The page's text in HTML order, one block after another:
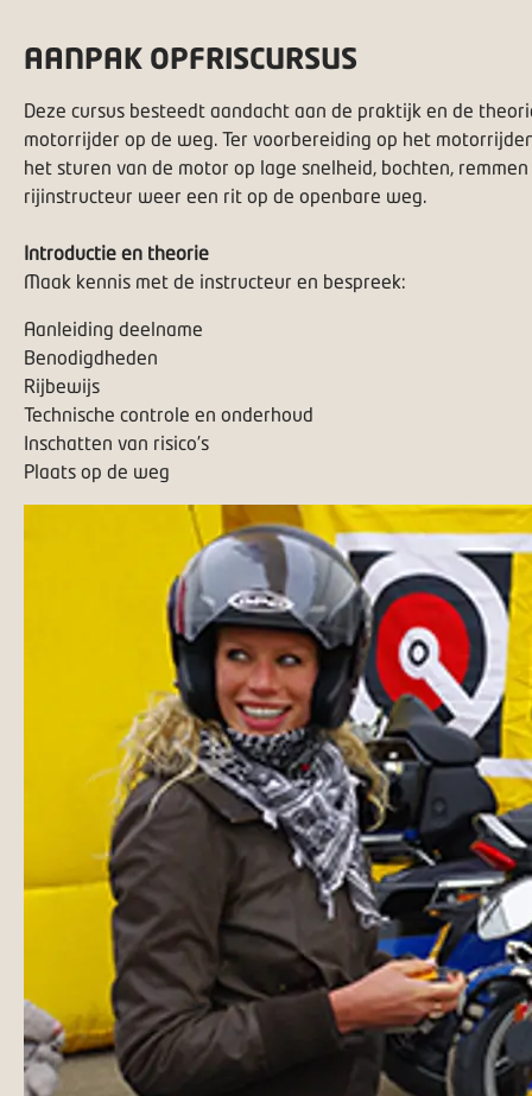
AANPAK OPFRISCURSUS
Deze cursus besteedt aandacht aan de praktijk en de
motorrijder op de weg. Ter voorbereiding op het
het sturen van de motor op lage snelheid, bochten,
rijinstructeur weer een rit op de openbare weg.
Introductie en theorie
Maak kennis met de instructeur en bespreek:
Aanleiding deelname
Benodigdheden
Rijbewijs
Technische controle en onderhoud
Inschatten van risico’s
Plaats op de weg